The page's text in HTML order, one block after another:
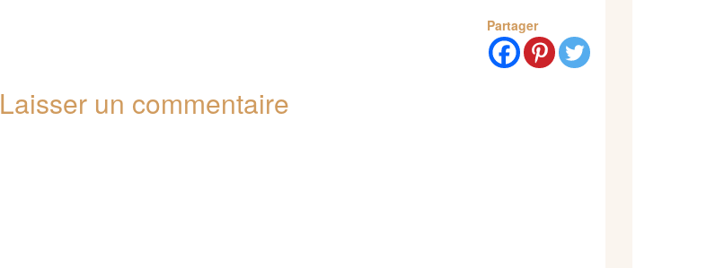
Partager
Laisser un commentaire